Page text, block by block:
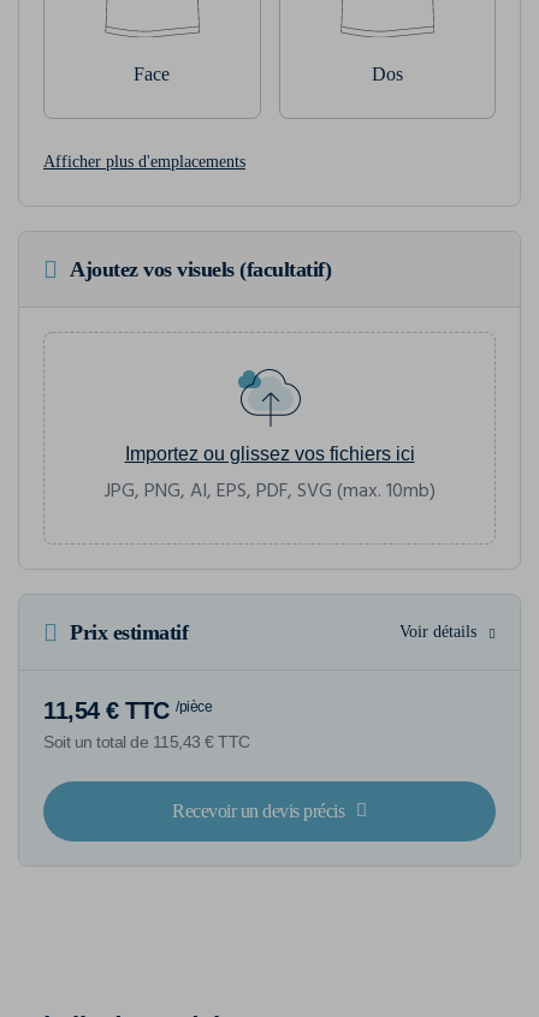
Face Dos
Afficher plus d'emplacements
Ajoutez vos visuels (facultatif)
Importez ou glissez vos fichiers ici
JPG, PNG, AI, EPS, PDF, SVG (max. 10mb)
Prix estimatif Voir détails
11,54 € TTC /pièce
Soit un total de 115,43 € TTC
Recevoir un devis précis